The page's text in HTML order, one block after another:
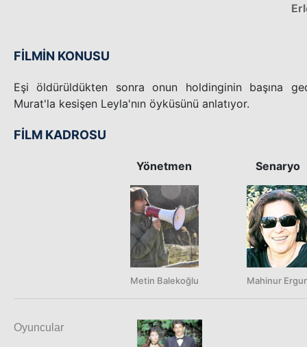
FİLMİN KONUSU
Eşi öldürüldükten sonra onun holdinginin başına
Murat'la kesişen Leyla'nın öyküsünü anlatıyor.
FİLM KADROSU
Yönetmen
Metin Balekoğlu
Senaryo
Mahinur
Oyuncular